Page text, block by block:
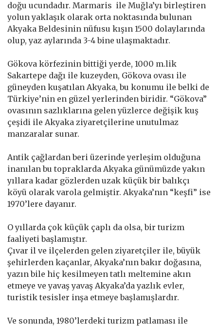
doğu ucundadır. Marmaris ile Muğla’yı birleştiren
yolun yaklaşık olarak orta noktasında bulunan
Akyaka Beldesinin nüfusu kışın 1500 dolaylarında
olup, yaz aylarında 3-4 bine ulaşmaktadır.
Gökova körfezinin bittiği yerde, 1000 m.lik
Sakartepe dağı ile kuzeyden, Gökova ovası ile
güneyden kuşatılan Akyaka, bu konumu ile belki de
Türkiye’nin en güzel yerlerinden biridir. “Gökova”
ovasının sazlıklarına gelen yüzlerce değişik kuş
çeşidi ile Akyaka ziyaretçilerine unutulmaz
manzaralar sunar.
Antik çağlardan beri üzerinde yerleşim olduğuna
inanılan bu topraklarda Akyaka günümüzde yakın
yıllara kadar gözlerden uzak küçük bir balıkçı
köyü olarak varola gelmiştir. Akyaka’nın “keşfi” ise
1970’lere dayanır.
O yıllarda çok küçük çaplı da olsa, bir turizm
faaliyeti başlamıştır.
Çıvar il ve ilçelerden gelen ziyaretçiler ile, büyük
şehirlerden kaçanlar, Akyaka’nın bakır doğasına,
yazın bile hiç kesilmeyen tatlı meltemine akın
etmeye ve yavaş yavaş Akyaka’da yazlık evler,
turistik tesisler inşa etmeye başlamışlardır.
Ve sonunda, 1980’lerdeki turizm patlaması ile